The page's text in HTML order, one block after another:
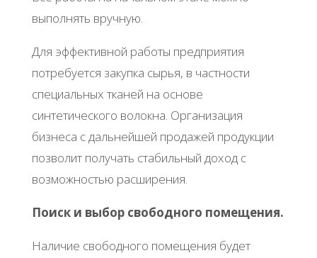
выполнять вручную.
Для эффективной работы предприятия
потребуется закупка сырья, в частности
специальных тканей на основе
синтетического волокна. Организация
бизнеса с дальнейшей продажей продукции
позволит получать стабильный доход с
возможностью расширения.
Поиск и выбор свободного помещения.
Наличие свободного помещения будет